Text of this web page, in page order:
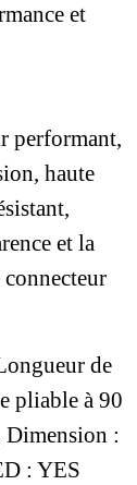
et
performant,
haute
et la
de
pliable à 90
Dimension :
: YES